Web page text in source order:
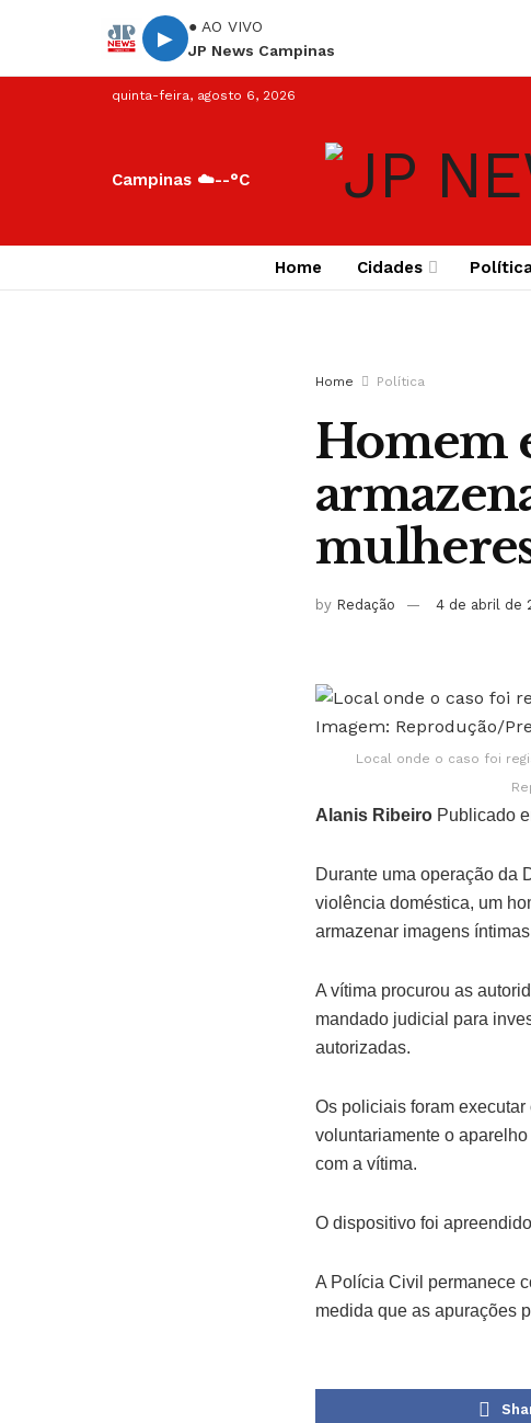
▶
● AO VIVO
JP News Campinas
quinta-feira, agosto 6, 2026
Campinas ☁️--°C
Home Cidades
Home Política
Homem
by Redação 4 de abril de
Local onde o caso foi
Alanis Ribeiro Publicado
Durante uma operação da
violência doméstica, um
armazenar imagens
A vítima procurou as
mandado judicial para
autorizadas.
Os policiais foram
voluntariamente o
com a vítima.
O dispositivo foi
A Polícia Civil permanece
medida que as apurações